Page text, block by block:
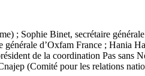
; Sophie Binet, secrétaire
d’Oxfam France ; Hania
de la coordination Pas
(Comité pour les relations